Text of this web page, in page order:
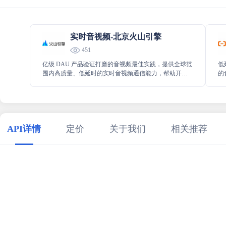
实时音视频-北京火山引擎
451
亿级 DAU 产品验证打磨的音视频最佳实践，提供全球范
围内高质量、低延时的实时音视频通信能力，帮助开发
低
的
API详情 定价 关于我们 相关推荐